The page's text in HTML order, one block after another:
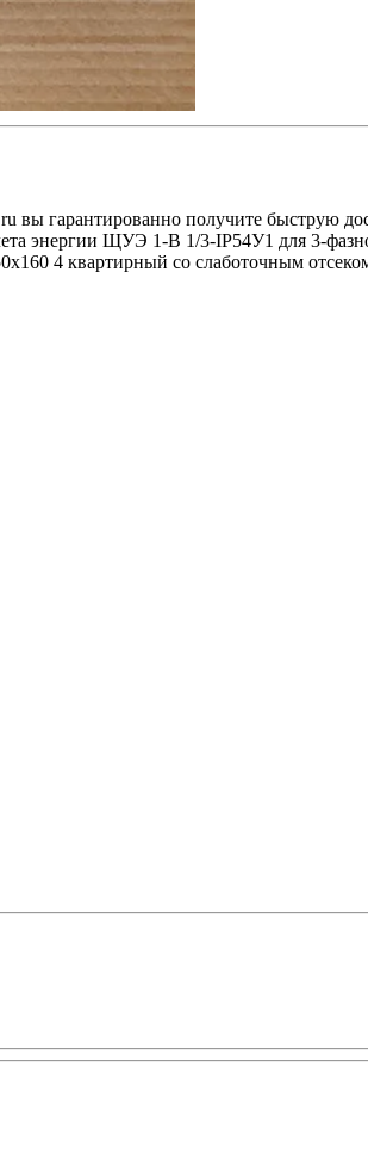
гарантированно получите быструю
энергии ЩУЭ 1-В 1/3-IP54У1 для 3-
4 квартирный со слаботочным